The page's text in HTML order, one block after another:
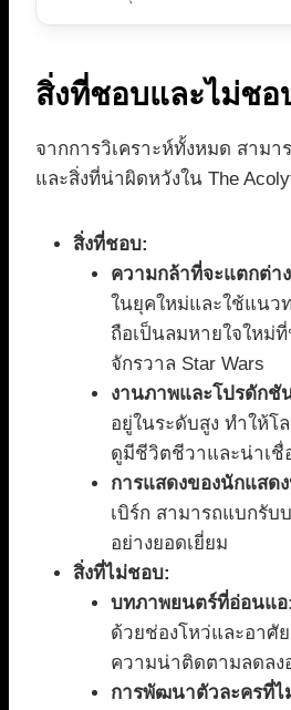
สิ่งที่ชอบและไม่ชอ
จากการวิเคราะห์ทั้งหมด สาม
และสิ่งที่น่าผิดหวังใน The
สิ่งที่ชอบ:
ความกล้าที่จะแตกต่า
ในยุคใหม่และใช้แนว
ถือเป็นลมหายใจใหม่
จักรวาล Star Wars
งานภาพและโปรดักชั
อยู่ในระดับสูง ทำให้โ
ดูมีชีวิตชีวาและน่าเชื่
การแสดงของนักแสด
เบิร์ก สามารถแบกรั
อย่างยอดเยี่ยม
สิ่งที่ไม่ชอบ:
บทภาพยนตร์ที่อ่อนแอ:
ด้วยช่องโหว่และอาศั
ความน่าติดตามลดลง
การพัฒนาตัวละครที่ไ